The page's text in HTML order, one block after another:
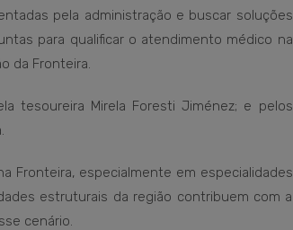
pela administração e buscar soluções
para qualificar o atendimento médico na
da Fronteira.
tesoureira Mirela Foresti Jiménez; e pelos
Fronteira, especialmente em especialidades
estruturais da região contribuem com a
cenário.